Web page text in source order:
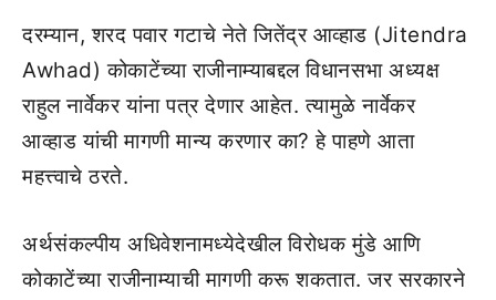
दरम्यान, शरद पवार गटाचे नेते जितेंद्र आव्हाड (Jitendra
Awhad) कोकाटेंच्या राजीनाम्याबद्दल विधानसभा अध्यक्ष
राहुल नार्वेकर यांना पत्र देणार आहेत. त्यामुळे नार्वेकर
आव्हाड यांची मागणी मान्य करणार का? हे पाहणे आता
महत्त्वाचे ठरते.
अर्थसंकल्पीय अधिवेशनामध्येदेखील विरोधक मुंडे आणि
कोकाटेंच्या राजीनाम्याची मागणी करू शकतात. जर सरकारने